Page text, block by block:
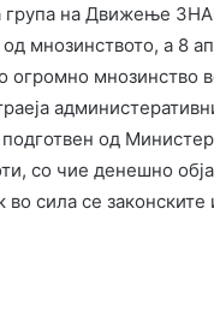
група на Движење
мнозинството, а 8
огромно мнозинство
од
со чие денешно
сила се законските